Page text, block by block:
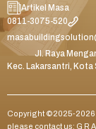
Artikel Masa
0811-3075-520
Jl. Raya
Kec. Lakarsantri, Kota
Copyright ©2025-2026
please contact us: G R